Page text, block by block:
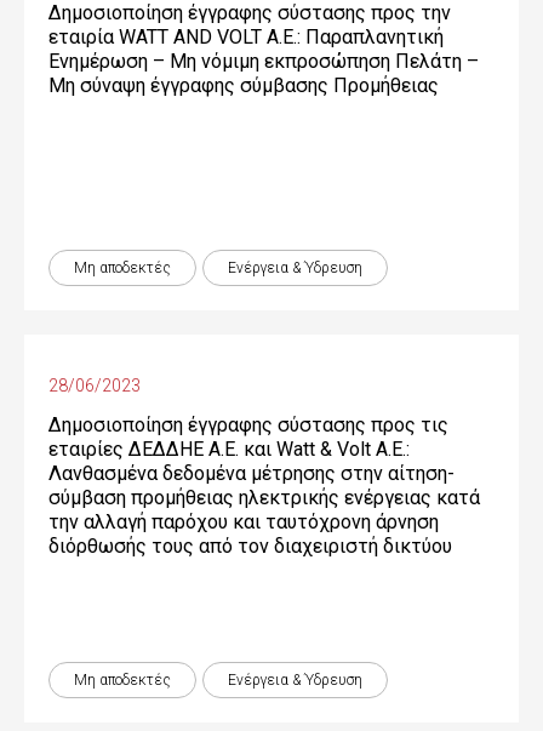
Δημοσιοποίηση έγγραφης σύστασης προς την
εταιρία WATT AND VOLT A.E.: Παραπλανητική
Ενημέρωση – Μη νόμιμη εκπροσώπηση Πελάτη –
Μη σύναψη έγγραφης σύμβασης Προμήθειας
Μη αποδεκτές Ενέργεια & Ύδρευση
28/06/2023
Δημοσιοποίηση έγγραφης σύστασης προς τις
εταιρίες ΔΕΔΔΗΕ Α.Ε. και Watt & Volt Α.Ε.:
Λανθασμένα δεδομένα μέτρησης στην αίτηση-
σύμβαση προμήθειας ηλεκτρικής ενέργειας κατά
την αλλαγή παρόχου και ταυτόχρονη άρνηση
διόρθωσής τους από τον διαχειριστή δικτύου
Μη αποδεκτές Ενέργεια & Ύδρευση